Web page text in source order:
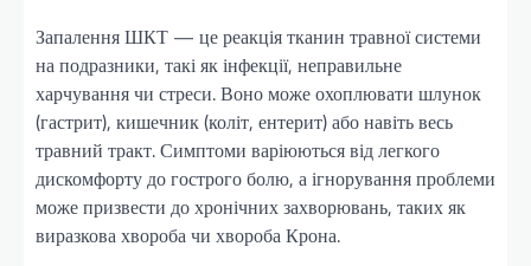
Запалення ШКТ — це реакція тканин травної системи
на подразники, такі як інфекції, неправильне
харчування чи стреси. Воно може охоплювати шлунок
(гастрит), кишечник (коліт, ентерит) або навіть весь
травний тракт. Симптоми варіюються від легкого
дискомфорту до гострого болю, а ігнорування проблеми
може призвести до хронічних захворювань, таких як
виразкова хвороба чи хвороба Крона.